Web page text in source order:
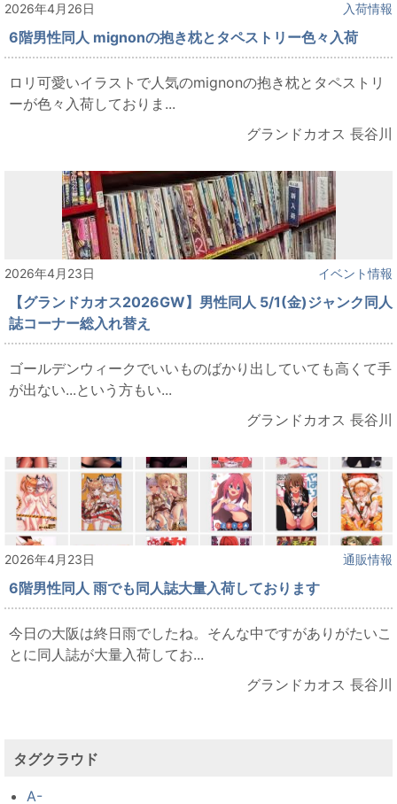
2026年4月26日 入荷情報
6階男性同人 mignonの抱き枕とタペストリー色々入荷
ロリ可愛いイラストで人気のmignonの抱き枕とタペストリ
ーが色々入荷しておりま...
グランドカオス 長谷川
2026年4月23日 イベント情報
【グランドカオス2026GW】男性同人 5/1(金)ジャンク同人
誌コーナー総入れ替え
ゴールデンウィークでいいものばかり出していても高くて手
が出ない...という方もい...
グランドカオス 長谷川
2026年4月23日 通販情報
6階男性同人 雨でも同人誌大量入荷しております
今日の大阪は終日雨でしたね。そんな中ですがありがたいこ
とに同人誌が大量入荷してお...
グランドカオス 長谷川
タグクラウド
A-